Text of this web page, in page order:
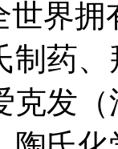
界拥
制药
克发